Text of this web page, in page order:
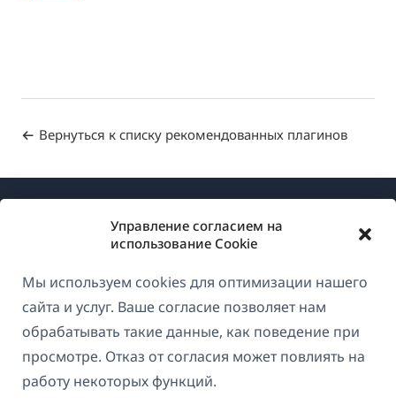
Управление согласием на
использование Cookie
Мы используем cookies для оптимизации нашего
сайта и услуг. Ваше согласие позволяет нам
обрабатывать такие данные, как поведение при
просмотре. Отказ от согласия может повлиять на
работу некоторых функций.
Вернуться к списку рекомендованных плагинов
О WPML
GDPR и политика конфиденциальности
Присоединяйтесь к нашей команде
(открывается